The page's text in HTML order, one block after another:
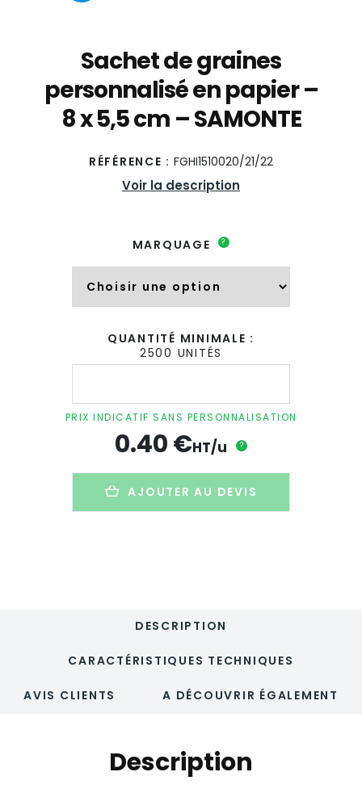
Sachet de graines
personnalisé en papier –
8 x 5,5 cm – SAMONTE
RÉFÉRENCE : FGHI1510020/21/22
Voir la description
MARQUAGE ?
QUANTITÉ MINIMALE :
2500 UNITÉS
quantité
de
graines
personnalisé
x
PRIX INDICATIF SANS PERSONNALISATION
0.40€HT/u ?
AJOUTER AU DEVIS
DESCRIPTION
CARACTÉRISTIQUES TECHNIQUES
AVIS CLIENTS A DÉCOUVRIR ÉGALEMENT
Description